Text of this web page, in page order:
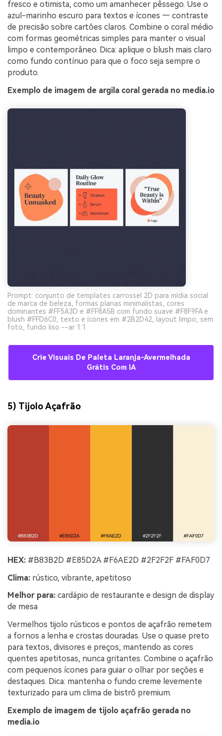
fresco e otimista, como um amanhecer pêssego. Use o
azul-marinho escuro para textos e ícones — contraste
de precisão sobre cartões claros. Combine o coral médio
com formas geométricas simples para manter o visual
limpo e contemporâneo. Dica: aplique o blush mais claro
como fundo contínuo para que o foco seja sempre o
produto.
Exemplo de imagem de argila coral gerada no media.io
Prompt: conjunto de templates carrossel 2D para mídia social
de marca de beleza, formas planas minimalistas, cores
dominantes #FF5A3D e #FF8A5B com fundo suave #F8F9FA e
blush #FFD6C0, texto e ícones em #2B2D42, layout limpo, sem
foto, fundo liso --ar 1:1
Crie Visuais De Paleta Laranja-Avermelhada
Grátis Com IA
5) Tijolo Açafrão
HEX: #B83B2D #E85D2A #F6AE2D #2F2F2F #FAF0D7
Clima: rústico, vibrante, apetitoso
Melhor para: cardápio de restaurante e design de display
de mesa
Vermelhos tijolo rústicos e pontos de açafrão remetem
a fornos a lenha e crostas douradas. Use o quase preto
para textos, divisores e preços, mantendo as cores
quentes apetitosas, nunca gritantes. Combine o açafrão
com pequenos ícones para guiar o olhar por seções e
destaques. Dica: mantenha o fundo creme levemente
texturizado para um clima de bistrô premium.
Exemplo de imagem de tijolo açafrão gerada no
media.io